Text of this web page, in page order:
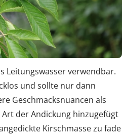
Leitungswasser verwendbar.
und sollte nur dann
Geschmacksnuancen als
der Andickung hinzugefügt
Kirschmasse zu fade